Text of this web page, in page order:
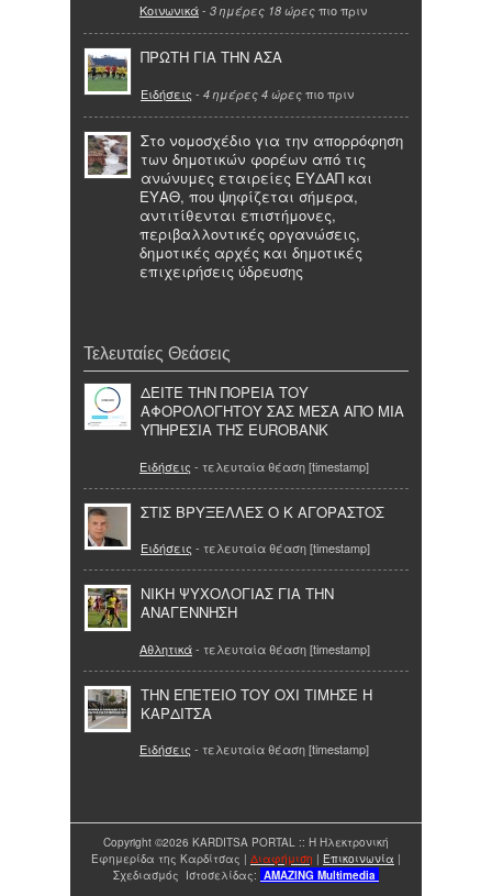
Κοινωνικά- 3 ημέρες 18 ώρες πιο πριν
ΠΡΩΤΗ ΓΙΑ ΤΗΝ ΑΣΑ
Ειδήσεις - 4 ημέρες 4 ώρες πιο πριν
Στο νομοσχέδιο για την απορρόφηση
των δημοτικών φορέων από τις
ανώνυμες εταιρείες ΕΥΔΑΠ και
ΕΥΑΘ, που ψηφίζεται σήμερα,
αντιτίθενται επιστήμονες,
περιβαλλοντικές οργανώσεις,
δημοτικές αρχές και δημοτικές
επιχειρήσεις ύδρευσης
Τελευταίες Θεάσεις
ΔΕΙΤΕ ΤΗΝ ΠΟΡΕΙΑ ΤΟΥ
ΑΦΟΡΟΛΟΓΗΤΟΥ ΣΑΣ ΜΕΣΑ ΑΠΟ ΜΙΑ
ΥΠΗΡΕΣΙΑ ΤΗΣ EUROBANK
Ειδήσεις - τελευταία θέαση [timestamp]
ΣΤΙΣ ΒΡΥΞΕΛΛΕΣ Ο Κ ΑΓΟΡΑΣΤΟΣ
Ειδήσεις - τελευταία θέαση [timestamp]
ΝΙΚΗ ΨΥΧΟΛΟΓΙΑΣ ΓΙΑ ΤΗΝ
ΑΝΑΓΕΝΝΗΣΗ
Αθλητικά- τελευταία θέαση [timestamp]
ΤΗΝ ΕΠΕΤΕΙΟ ΤΟΥ ΟΧΙ ΤΙΜΗΣΕ Η
ΚΑΡΔΙΤΣΑ
Ειδήσεις - τελευταία θέαση [timestamp]
Copyright ©2026 KARDITSA PORTAL :: Η Ηλεκτρονική
Εφημερίδα της Καρδίτσας | Διαφήμιση | Επικοινωνία |
Σχεδιασμός Ιστοσελίδας: AMAZING Multimedia